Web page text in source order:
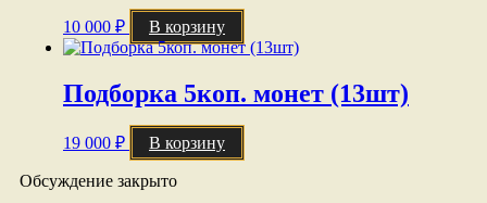
10 000 ₽ В корзину
Подборка 5коп. монет (13шт)
19 000 ₽ В корзину
Обсуждение закрыто